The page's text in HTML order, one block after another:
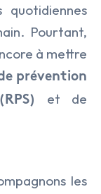
Pourtant,
à mettre
prévention
et de
les